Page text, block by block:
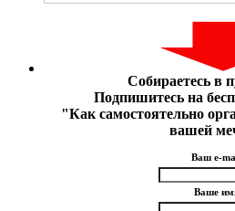
Собираетесь в
Подпишитесь на
"Как самостоятельно
вашей
Ваш e-
Ваше